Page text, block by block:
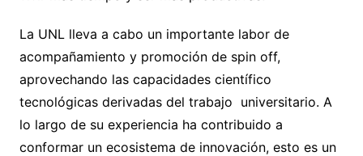
La UNL lleva a cabo un importante labor de
acompañamiento y promoción de spin off,
aprovechando las capacidades científico
tecnológicas derivadas del trabajo universitario. A
lo largo de su experiencia ha contribuido a
conformar un ecosistema de innovación, esto es un